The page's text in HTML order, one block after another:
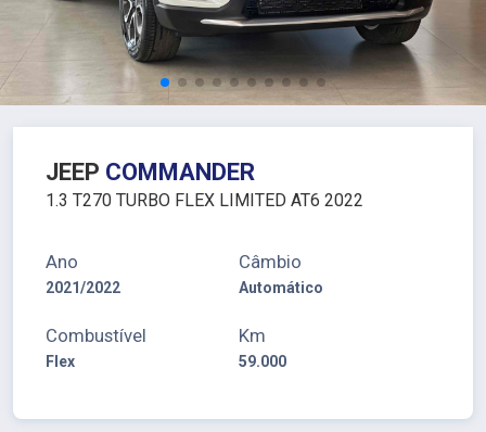
JEEP COMMANDER
1.3 T270 TURBO FLEX LIMITED AT6 2022
Ano
2021/2022
Câmbio
Automático
Combustível
Flex
Km
59.000